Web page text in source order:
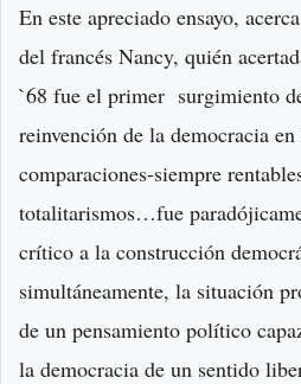
En este apreciado ensayo,
del francés Nancy, quién
`68 fue el primer surgimiento
reinvención de la democracia
comparaciones-siempre
totalitarismos…fue
crítico a la construcción
simultáneamente, la situación
de un pensamiento político
la democracia de un sentido